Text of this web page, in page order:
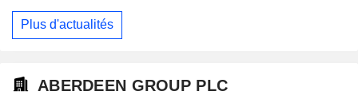
Plus d'actualités
ABERDEEN GROUP PLC